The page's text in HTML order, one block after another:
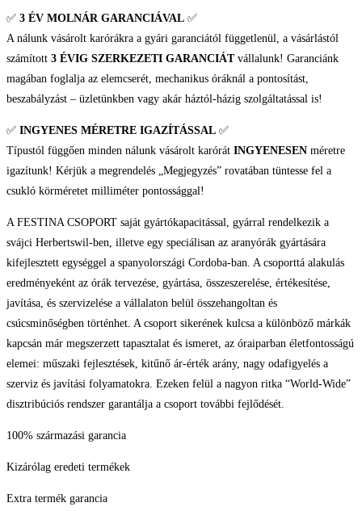
Férfi
✅ 3 ÉV MOLNÁR GARANCIÁVAL ✅
A nálunk vásárolt karórákra a gyári garanciától függetlenül, a vásárlástól
számított 3 ÉVIG SZERKEZETI GARANCIÁTvállalunk! Garanciánk
magában foglalja az elemcserét, mechanikus óráknál a pontosítást,
beszabályzást – üzletünkben vagy akár háztól-házig szolgáltatással is!
✅ INGYENES MÉRETRE IGAZÍTÁSSAL ✅
Típustól függően minden nálunk vásárolt karórát INGYENESEN méretre
igazítunk! Kérjük a megrendelés „Megjegyzés” rovatában tüntesse fel a
csukló körméretet milliméter pontossággal!
A FESTINA CSOPORT saját gyártókapacitással, gyárral rendelkezik a
svájci Herbertswil-ben, illetve egy speciálisan az aranyórák gyártására
kifejlesztett egységgel a spanyolországi Cordoba-ban. A csoporttá alakulás
eredményeként az órák tervezése, gyártása, összeszerelése, értékesítése,
javítása, és szervizelése a vállalaton belül összehangoltan és
csúcsminőségben történhet. A csoport sikerének kulcsa a különböző márkák
kapcsán már megszerzett tapasztalat és ismeret, az óraiparban életfontosságú
elemei: műszaki fejlesztések, kitűnő ár-érték arány, nagy odafigyelés a
szerviz és javítási folyamatokra. Ezeken felül a nagyon ritka “World-Wide”
disztribúciós rendszer garantálja a csoport további fejlődését.
100% származási garancia
Kizárólag eredeti termékek
Extra termék garancia